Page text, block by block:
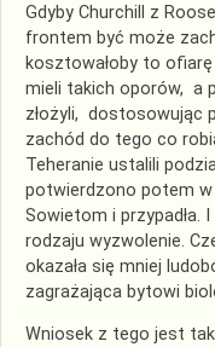
Gdyby Churchill z
frontem być może
kosztowałoby to
mieli takich oporów, a
złożyli, dostosowując
zachód do tego co
Teheranie ustalili
potwierdzono potem w
Sowietom i przypadła.
rodzaju wyzwolenie.
okazała się mniej
zagrażająca bytowi
Wniosek z tego jest